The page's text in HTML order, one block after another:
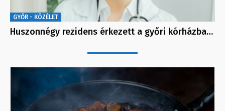
GYŐR - KÖZÉLET
Huszonnégy rezidens érkezett a győri kórházba…